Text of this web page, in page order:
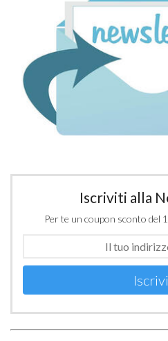
Iscriviti alla
Per te un coupon sconto del